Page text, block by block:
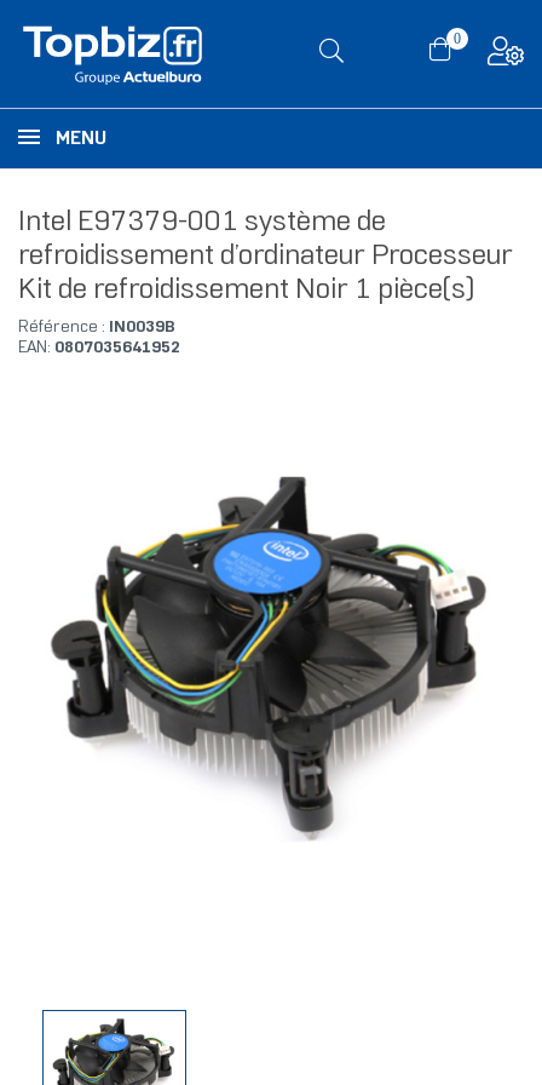
0
MENU
Intel E97379-001 système de
refroidissement d’ordinateur Processeur
Kit de refroidissement Noir 1 pièce(s)
Référence :
IN0039B
EAN: 0807035641952